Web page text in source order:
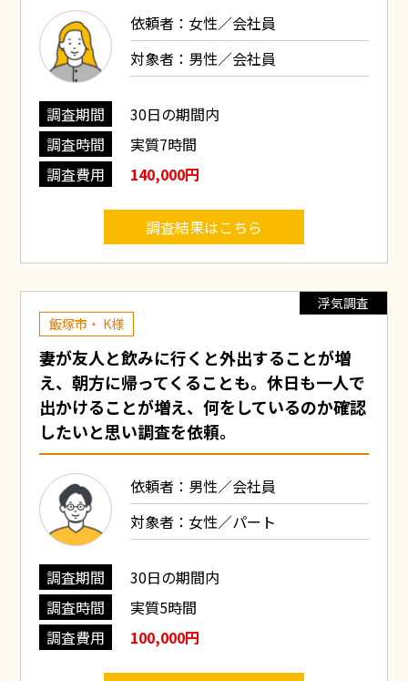
依頼者：女性／会社員
対象者：男性／会社員
調査期間
30日の期間内
調査時間
実質7時間
調査費用
140,000円
調査結果はこちら
浮気調査
飯塚市・ K様
妻が友人と飲みに行くと外出することが増
え、朝方に帰ってくることも。休日も一人で
出かけることが増え、何をしているのか確認
したいと思い調査を依頼。
依頼者：男性／会社員
対象者：女性／パート
調査期間
30日の期間内
調査時間
実質5時間
調査費用
100,000円